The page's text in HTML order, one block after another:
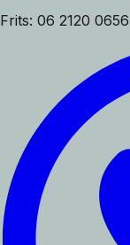
Frits: 06 2120 0656